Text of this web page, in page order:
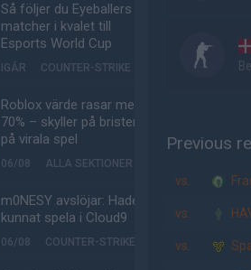
Så följer du Eyeballers
matcher i kvalet till
Esports World Cup
IGÅR COUNTER-STRIKE
Roblox värde rasar med
70% – skyller på bristen
på virala spel
06/08 ALLA SEKTIONER
m0NESY avslöjar: Hade
kunnat spela i Cloud9
06/08 COUNTER-STRIKE
Previous
vs.
vs.
vs.